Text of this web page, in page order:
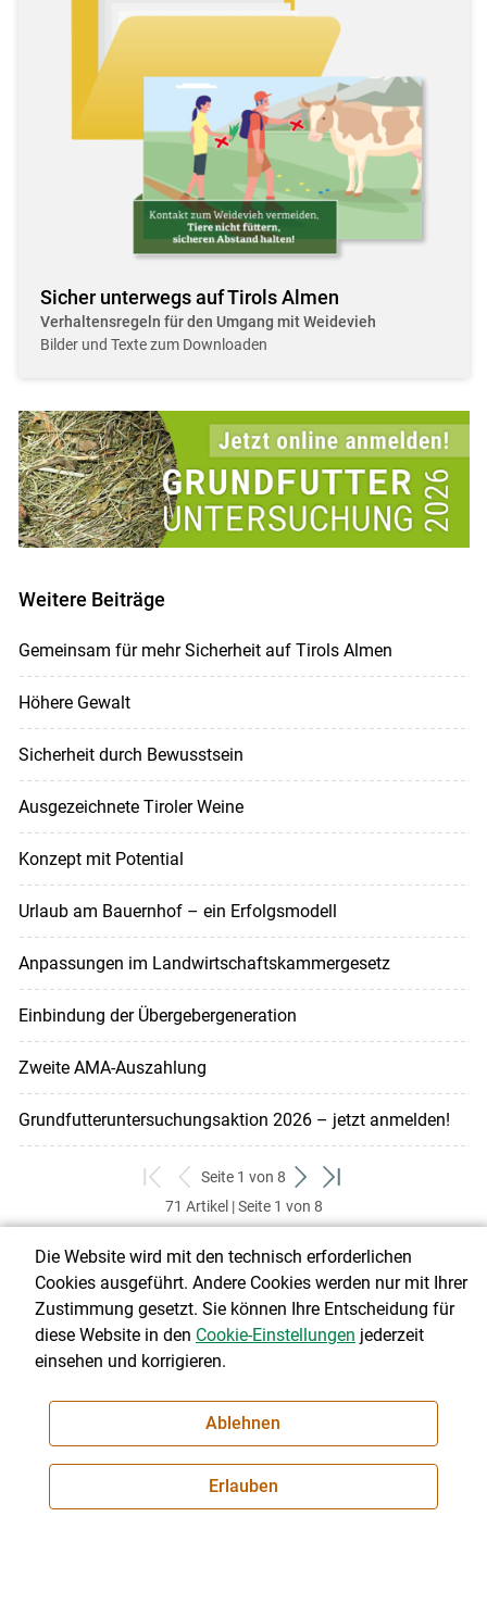
Sicher unterwegs auf Tirols Almen
Verhaltensregeln für den Umgang mit Weidevieh
Bilder und Texte zum Downloaden
Weitere Beiträge
Gemeinsam für mehr Sicherheit auf Tirols Almen
Höhere Gewalt
Sicherheit durch Bewusstsein
Ausgezeichnete Tiroler Weine
Konzept mit Potential
Urlaub am Bauernhof – ein Erfolgsmodell
Anpassungen im Landwirtschaftskammergesetz
Einbindung der Übergebergeneration
Zweite AMA-Auszahlung
Grundfutteruntersuchungsaktion 2026 – jetzt anmelden!
zum
ersten
zurück
zum
Seite 1 von 8
weiter
zum
zum
71 Artikel | Seite 1 von 8
Über uns
Landwirtschaftskammer Tirol
Brixner Straße 1, 6020 Innsbruck
Die Website wird mit den technisch erforderlichen
Cookies ausgeführt. Andere Cookies werden nur mit Ihrer
Zustimmung gesetzt. Sie können Ihre Entscheidung für
diese Website in den Cookie-Einstellungen jederzeit
einsehen und korrigieren.
Ablehnen
Erlauben